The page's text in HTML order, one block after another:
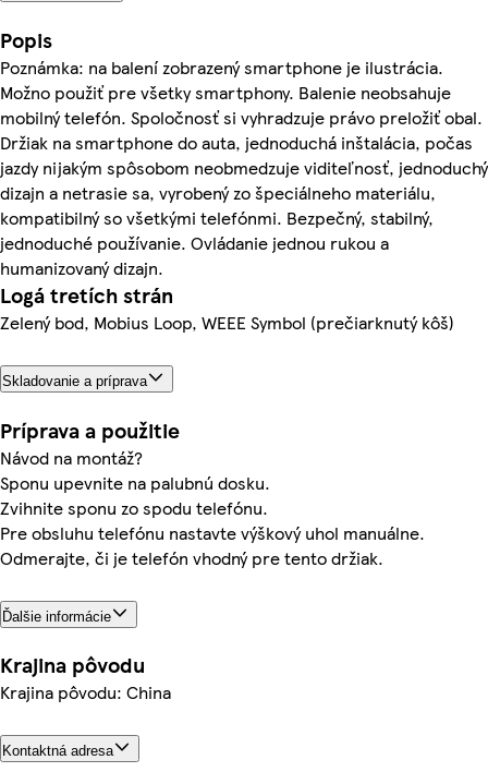
Popis
Poznámka: na balení zobrazený smartphone je ilustrácia.
Možno použiť pre všetky smartphony. Balenie neobsahuje
mobilný telefón. Spoločnosť si vyhradzuje právo preložiť obal.
Držiak na smartphone do auta, jednoduchá inštalácia, počas
jazdy nijakým spôsobom neobmedzuje viditeľnosť, jednoduchý
dizajn a netrasie sa, vyrobený zo špeciálneho materiálu,
kompatibilný so všetkými telefónmi. Bezpečný, stabilný,
jednoduché používanie. Ovládanie jednou rukou a
humanizovaný dizajn.
Logá tretích strán
Zelený bod, Mobius Loop, WEEE Symbol (prečiarknutý kôš)
Skladovanie a príprava
Príprava a použitie
Návod na montáž?
Sponu upevnite na palubnú dosku.
Zvihnite sponu zo spodu telefónu.
Pre obsluhu telefónu nastavte výškový uhol manuálne.
Odmerajte, či je telefón vhodný pre tento držiak.
Ďalšie informácie
Krajina pôvodu
Krajina pôvodu: China
Kontaktná adresa